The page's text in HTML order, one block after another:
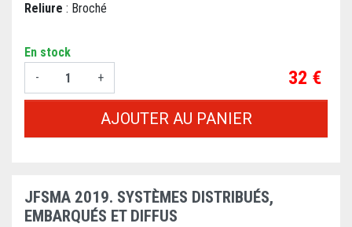
Reliure : Broché
En stock
-
+ Prix
32 €
AJOUTER AU PANIER
JFSMA 2019. SYSTÈMES DISTRIBUÉS,
EMBARQUÉS ET DIFFUS